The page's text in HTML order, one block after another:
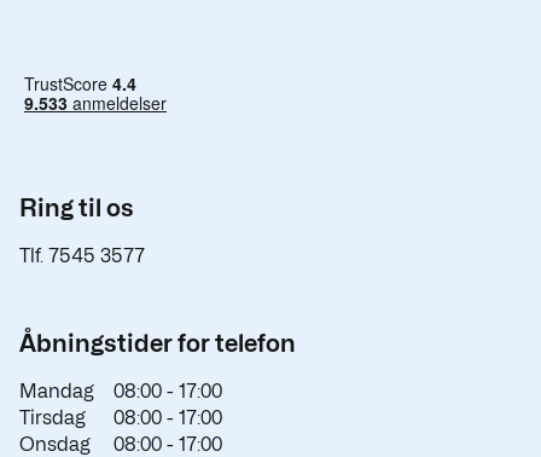
Ring til os
Tlf. 7545 3577
Åbningstider for telefon
Mandag 08:00 - 17:00
Tirsdag
08:00 - 17:00
Onsdag
08:00 - 17:00